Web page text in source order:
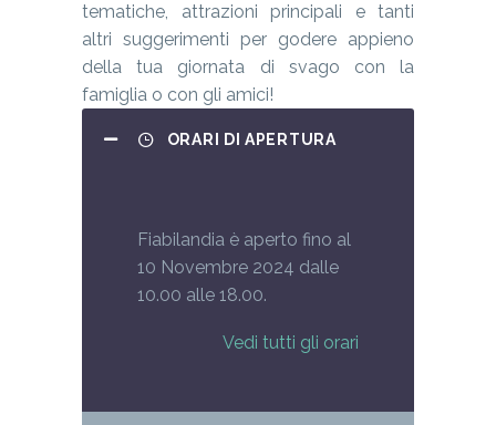
tematiche, attrazioni principali e tanti
altri suggerimenti per godere appieno
della tua giornata di svago con la
famiglia o con gli amici!
ORARI DI APERTURA
Fiabilandia è aperto fino al
10 Novembre 2024 dalle
10.00 alle 18.00.
Vedi tutti gli orari